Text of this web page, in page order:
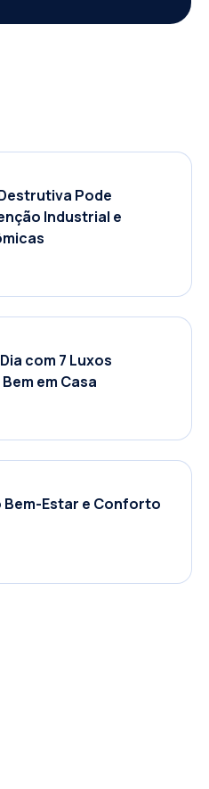
Pode
Industrial e
com 7 Luxos
em Casa
Bem-Estar e Conforto